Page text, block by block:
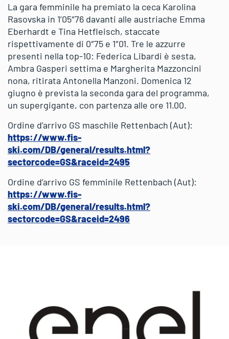
La gara femminile ha premiato la ceca Karolina
Rasovska in 1’05″76 davanti alle austriache Emma
Eberhardt e Tina Hetfleisch, staccate
rispettivamente di 0″75 e 1″01. Tre le azzurre
presenti nella top-10: Federica Libardi è sesta,
Ambra Gasperi settima e Margherita Mazzoncini
nona, ritirata Antonella Manzoni. Domenica 12
giugno è prevista la seconda gara del programma,
un supergigante, con partenza alle ore 11.00.
Ordine d’arrivo GS maschile Rettenbach (Aut):
https://www.fis-
ski.com/DB/general/results.html?
sectorcode=GS&raceid=2495
Ordine d’arrivo GS femminile Rettenbach (Aut):
https://www.fis-
ski.com/DB/general/results.html?
sectorcode=GS&raceid=2496